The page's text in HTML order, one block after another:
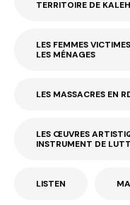
TERRITOIRE DE
LES FEMMES
LES MÉNAGES
LES MASSACRES EN
LES ŒUVRES
INSTRUMENT DE
LISTEN